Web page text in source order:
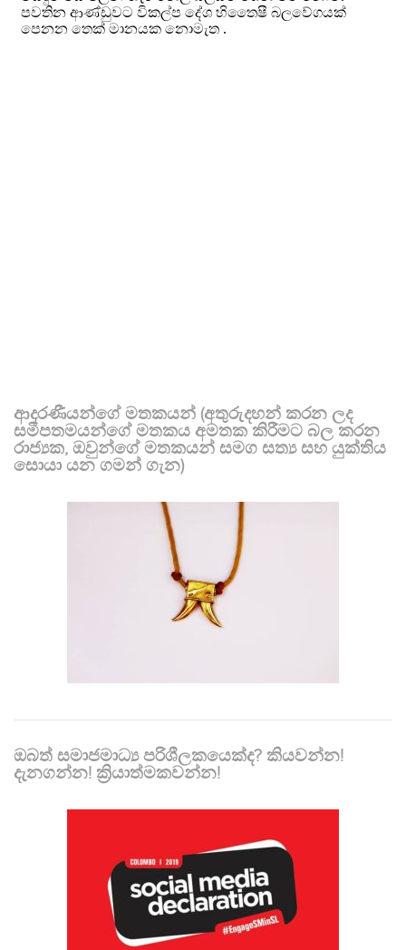
ආදරණීයන්ගේ මතකයන් (අතුරුදහන් කරන ලද
සමීපතමයන්ගේ මතකය අමතක කිරීමට බල කරන
රාජ්‍යක, ඔවුන්ගේ මතකයන් සමග සත්‍ය සහ යුක්තිය
සොයා යන ගමන් ගැන)
ඔබත් සමාජමාධ්‍ය පරිශීලකයෙක්ද? කියවන්න!
දැනගන්න! ක්‍රියාත්මකවන්න!